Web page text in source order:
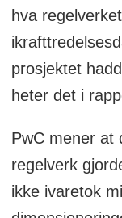
sikre at
for
Etablere
hva
prosjektet
heter det i
PwC mener at
regelverk
ikke ivaretok